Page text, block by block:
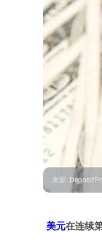
来源:
美元在连续